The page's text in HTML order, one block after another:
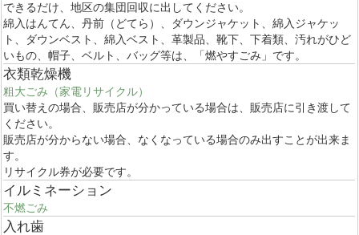
できるだけ、地区の集団回収に出してください。
綿入はんてん、丹前（どてら）、ダウンジャケット、綿入ジャケッ
ト、ダウンベスト、綿入ベスト、革製品、靴下、下着類、汚れがひど
いもの、帽子、ベルト、バッグ等は、「燃やすごみ」です。
衣類乾燥機
粗大ごみ（家電リサイクル）
買い替えの場合、販売店が分かっている場合は、販売店に引き渡して
ください。
販売店が分からない場合、なくなっている場合のみ出すことが出来ま
す。
リサイクル券が必要です。
イルミネーション
不燃ごみ
入れ歯